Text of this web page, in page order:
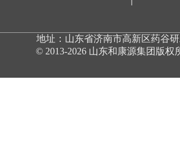
地址：山东省济南市高新区药谷研
© 2013-2026 山东和康源集团版权